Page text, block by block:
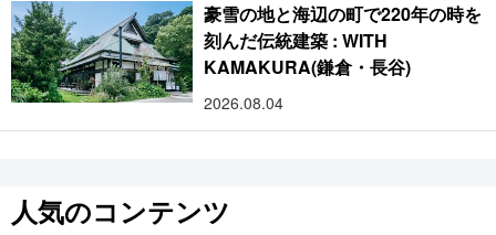
豪雪の地と海辺の町で220年の時を
刻んだ伝統建築 : WITH
KAMAKURA(鎌倉・長谷)
2026.08.04
人気のコンテンツ